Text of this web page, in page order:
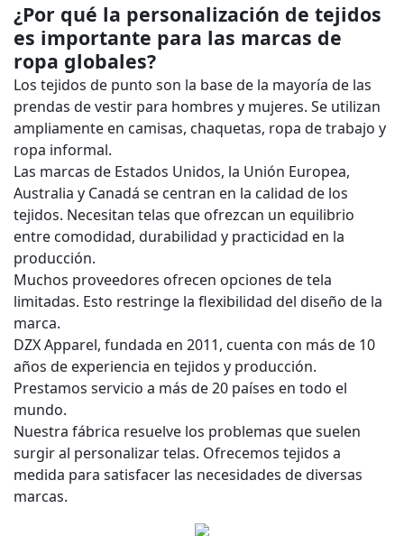
¿Por qué la personalización de tejidos
es importante para las marcas de
ropa globales?
Los tejidos de punto son la base de la mayoría de las
prendas de vestir para hombres y mujeres. Se utilizan
ampliamente en camisas, chaquetas, ropa de trabajo y
ropa informal.
Las marcas de Estados Unidos, la Unión Europea,
Australia y Canadá se centran en la calidad de los
tejidos. Necesitan telas que ofrezcan un equilibrio
entre comodidad, durabilidad y practicidad en la
producción.
Muchos proveedores ofrecen opciones de tela
limitadas. Esto restringe la flexibilidad del diseño de la
marca.
DZX Apparel, fundada en 2011, cuenta con más de 10
años de experiencia en tejidos y producción.
Prestamos servicio a más de 20 países en todo el
mundo.
Nuestra fábrica resuelve los problemas que suelen
surgir al personalizar telas. Ofrecemos tejidos a
medida para satisfacer las necesidades de diversas
marcas.